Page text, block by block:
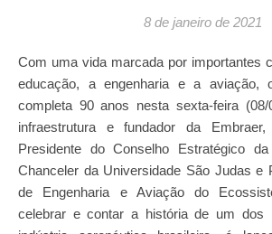
8 de janeiro de 2021
Com uma vida marcada por importantes contribuições para a
educação, a engenharia e a aviação,
completa 90 anos nesta sexta-feira
infraestrutura e fundador da
Presidente do Conselho Estratégico
Chanceler da Universidade São Judas e
de Engenharia e Aviação do
celebrar e contar a história de um dos